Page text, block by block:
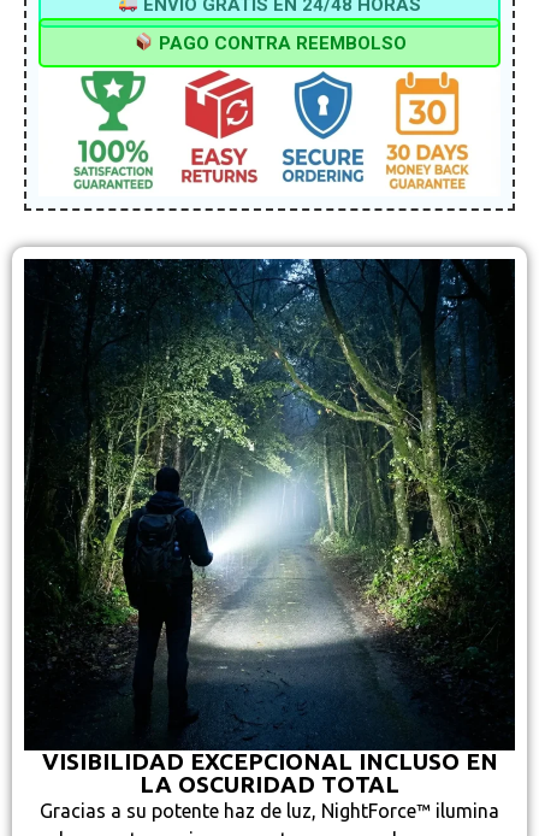
PAGO CONTRA REEMBOLSO
VISIBILIDAD EXCEPCIONAL INCLUSO EN
LA OSCURIDAD TOTAL
Gracias a su potente haz de luz, NightForce™ ilumina